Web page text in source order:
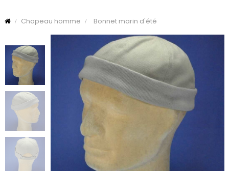
Chapeau homme Bonnet marin d'été